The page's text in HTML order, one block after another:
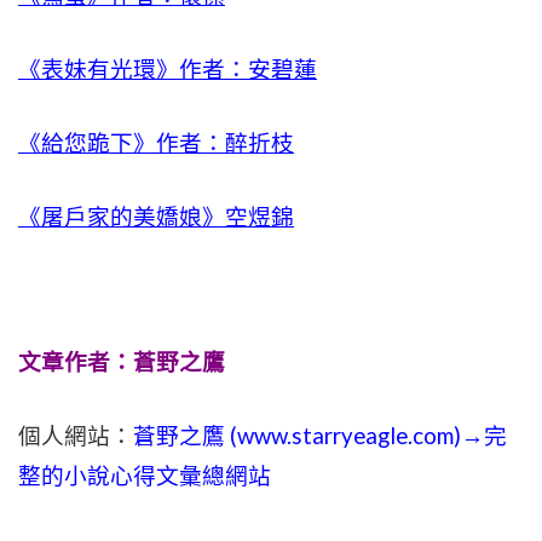
《表妹有光環》作者：安碧蓮
《給您跪下》作者：醉折枝
《屠戶家的美嬌娘》空煜錦
文章作者：蒼野之鷹
個人網站： 蒼野之鷹 (www.starryeagle.com)→完
整的小說心得文彙總網站